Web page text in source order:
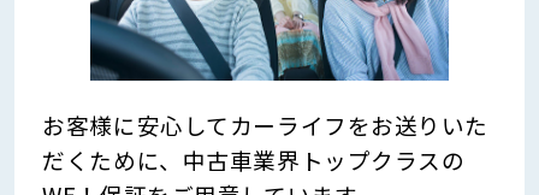
お客様に安心してカーライフをお送りいた
だくために、中古車業界トップクラスの